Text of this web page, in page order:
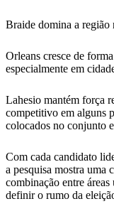
Braide domina a
Orleans cresce de
especialmente em
Lahesio mantém força
competitivo em alguns
colocados no conjunto
Com cada candidato
a pesquisa mostra uma
combinação entre
definir o rumo da